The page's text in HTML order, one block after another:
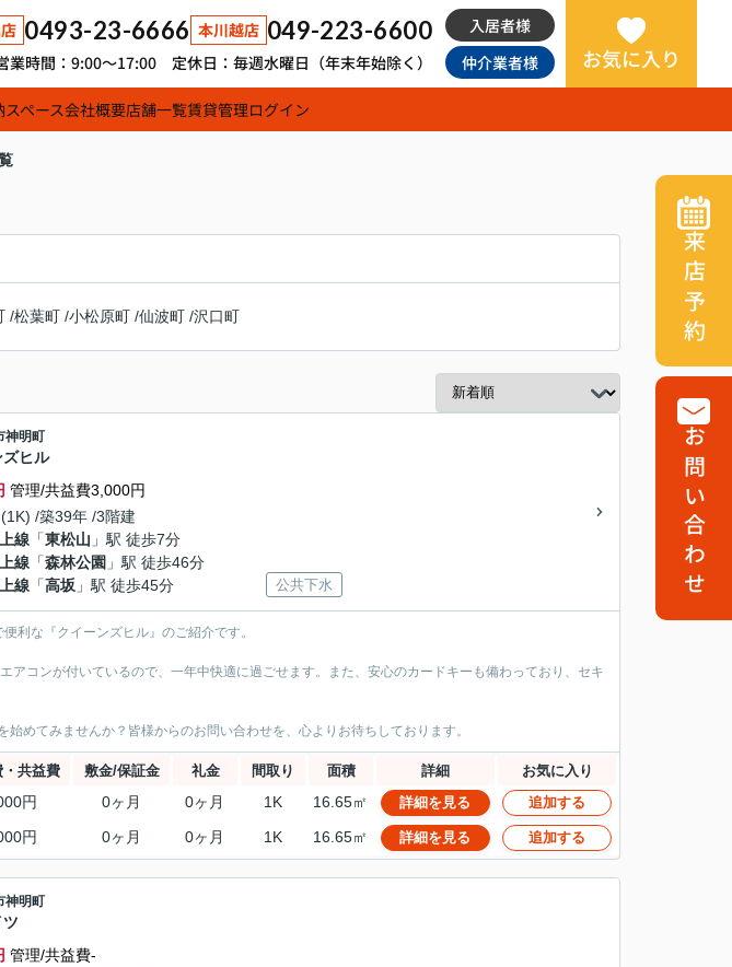
0493-23-6666 本川越店 049-223-6600
業時間：9:00～17:00 定休日：毎週水曜日（年末年始除く）
入居者様
仲介業者様
お気に入り
スペース会社概要店舗一覧賃貸管理ログイン
/松葉町 /小松原町 /仙波町 /沢口町
神明町
ズヒル
管理/共益費3,000円
/築39年 /3階建
線 「東松山 」駅 徒歩7分
線 「森林公園 」駅 徒歩46分
線 「高坂 」駅 徒歩45分 公共下水
利な『クイーンズヒル』のご紹介です。
アコンが付いているので、一年中快適に過ごせます。また、安心のカードキーも備わっており、セキ
めてみませんか？皆様からのお問い合わせを、心よりお待ちしております。
共益費 敷金/保証金 礼金 間取り 面積 詳細 お気に入り
円 0ヶ月 0ヶ月 1K 16.65㎡ 詳細を見る 追加する
円 0ヶ月 0ヶ月 1K 16.65㎡ 詳細を見る 追加する
神明町
管理/共益費-
来店予約
お問い合わせ